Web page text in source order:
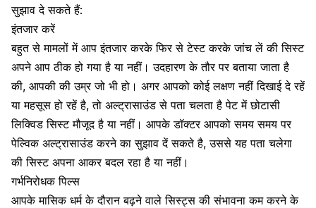
सुझाव दे सकते हैं:
इंतजार करें
बहुत से मामलों में आप इंतजार करके फिर से टेस्ट करके जांच लें की सिस्ट
अपने आप ठीक हो गया है या नहीं। उदहारण के तौर पर बताया जाता है
की, आपकी की उम्र जो भी हो। अगर आपको कोई लक्षण नहीं दिखाई दे रहें
या महसूस हो रहें है, तो अल्ट्रासाउंड से पता चलता है पेट में छोटासी
लिक्विड सिस्ट मौजूद है या नहीं। आपके डॉक्टर आपको समय समय पर
पेल्विक अल्ट्रासाउंड करने का सुझाव दें सकते है, उससे यह पता चलेगा
की सिस्ट अपना आकर बदल रहा है या नहीं।
गर्भनिरोधक पिल्स
आपके मासिक धर्म के दौरान बढ़ने वाले सिस्ट्स की संभावना कम करने के